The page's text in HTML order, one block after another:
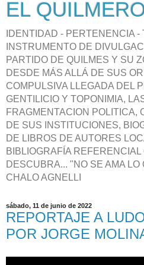
EL
IDENTIDAD - PERTENENCIA -
INSTRUMENTO DE
PARTIDO DE QUILMES Y SU
DESDE MÁS ALLÁ DE SUS
COMPULSIVA LLEGADA DEL
GENTILICIO Y TOPONIMIA,
FRAGMENTACION POLITICA,
DE SUS INSTITUCIONES,
DE LIBROS DE AUTORES
BIBLIOGRAFÍA
DESCUBRA... "NO SE AMA
CHALO AGNELLI
sábado, 11 de junio de 2022
REPORTAJE A
POR JORGE